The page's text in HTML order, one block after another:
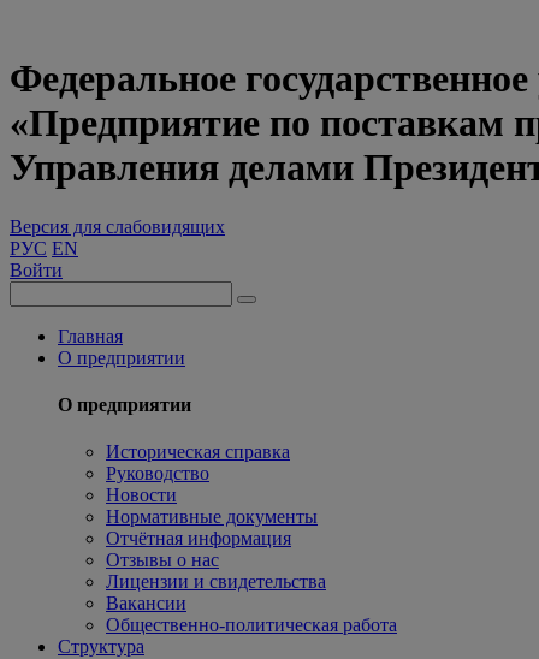
Федеральное
«Предприятие по поставкам
Управления делами
Версия для слабовидящих
РУС EN
Войти
Главная
О предприятии
О предприятии
Историческая справка
Руководство
Новости
Нормативные документы
Отчётная информация
Отзывы о нас
Лицензии и свидетельства
Вакансии
Общественно-политическая работа
Структура